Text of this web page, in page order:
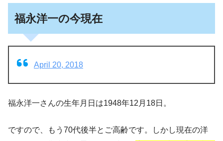
福永洋一の今現在
April 20, 2018
福永洋一さんの生年月日は1948年12月18日。
ですので、もう70代後半とご高齢です。しかし現在の洋